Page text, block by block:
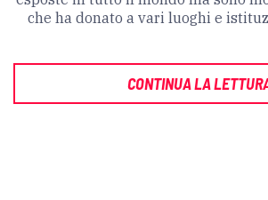
che ha donato a vari luoghi e
CONTINUA LA